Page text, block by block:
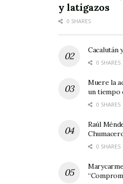
CLICK EN LASy latigazos
0 SHARES
Cacalután
0 SHARES
Muere la
un tiempo
0 SHARES
Raúl
0 SHARES